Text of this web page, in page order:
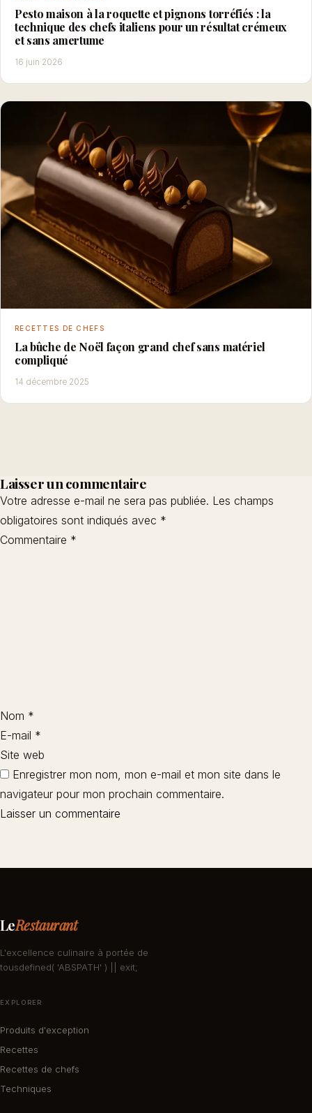
Pesto maison à la roquette et pignons torréfiés : la
technique des chefs italiens pour un résultat crémeux
et sans amertume
16 juin 2026
RECETTES DE CHEFS
La bûche de Noël façon grand chef sans matériel
compliqué
14 décembre 2025
Laisser un commentaire
Votre adresse e-mail ne sera pas publiée. Les champs
obligatoires sont indiqués avec *
Commentaire *
Nom *
E-mail *
Site web
Enregistrer mon nom, mon e-mail et mon site dans le
navigateur pour mon prochain commentaire.
LeRestaurant
L'excellence culinaire à portée de
tousdefined( 'ABSPATH' ) || exit;
EXPLORER
Produits d'exception
Recettes
Recettes de chefs
Techniques